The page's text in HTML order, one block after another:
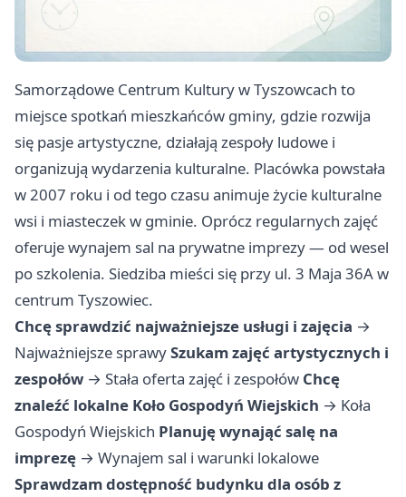
Samorządowe Centrum Kultury w Tyszowcach to
miejsce spotkań mieszkańców gminy, gdzie rozwija
się pasje artystyczne, działają zespoły ludowe i
organizują wydarzenia kulturalne. Placówka powstała
w 2007 roku i od tego czasu animuje życie kulturalne
wsi i miasteczek w gminie. Oprócz regularnych zajęć
oferuje wynajem sal na prywatne imprezy — od wesel
po szkolenia. Siedziba mieści się przy ul. 3 Maja 36A w
centrum Tyszowiec.
Chcę sprawdzić najważniejsze usługi i zajęcia →
Najważniejsze sprawySzukam zajęć artystycznych i
zespołów → Stała oferta zajęć i zespołów Chcę
znaleźć lokalne Koło Gospodyń Wiejskich → Koła
Gospodyń Wiejskich Planuję wynająć salę na
imprezę → Wynajem sal i warunki lokalowe
Sprawdzam dostępność budynku dla osób z